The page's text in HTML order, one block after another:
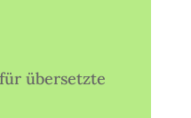
übersetzte